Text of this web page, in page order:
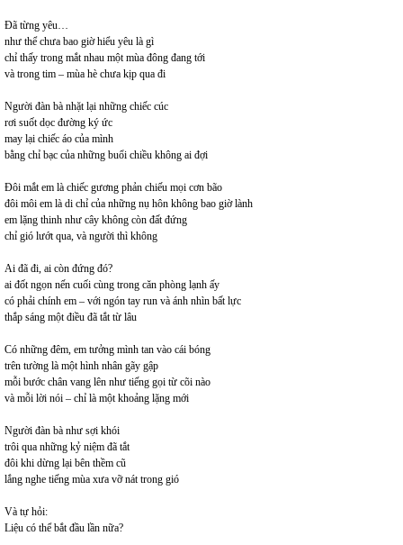
Đã từng yêu…
như thể chưa bao giờ hiểu yêu là gì
chỉ thấy trong mắt nhau một mùa đông đang tới
và trong tim – mùa hè chưa kịp qua đi
Người đàn bà nhặt lại những chiếc cúc
rơi suốt dọc đường ký ức
may lại chiếc áo của mình
bằng chỉ bạc của những buổi chiều không ai đợi
Đôi mắt em là chiếc gương phản chiếu mọi cơn bão
đôi môi em là di chỉ của những nụ hôn không bao giờ lành
em lặng thinh như cây không còn đất đứng
chỉ gió lướt qua, và người thì không
Ai đã đi, ai còn đứng đó?
ai đốt ngọn nến cuối cùng trong căn phòng lạnh ấy
có phải chính em – với ngón tay run và ánh nhìn bất lực
thắp sáng một điều đã tắt từ lâu
Có những đêm, em tưởng mình tan vào cái bóng
trên tường là một hình nhân gãy gập
mỗi bước chân vang lên như tiếng gọi từ cõi nào
và mỗi lời nói – chỉ là một khoảng lặng mới
Người đàn bà như sợi khói
trôi qua những kỷ niệm đã tắt
đôi khi dừng lại bên thềm cũ
lắng nghe tiếng mùa xưa vỡ nát trong gió
Và tự hỏi:
Liệu có thể bắt đầu lần nữa?